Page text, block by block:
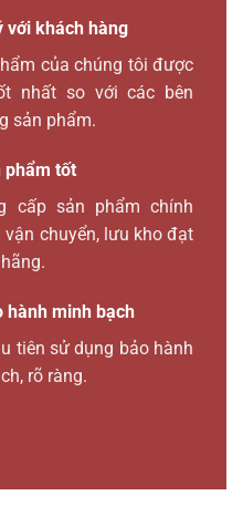
với khách hàng
của chúng tôi được
nhất so với các bên
sản phẩm.
phẩm tốt
cấp sản phẩm chính
vận chuyển, lưu kho đạt
hành minh bạch
tiên sử dụng bảo hành
rõ ràng.